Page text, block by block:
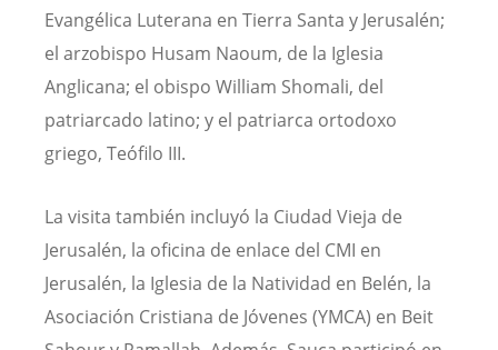
Evangélica Luterana en Tierra Santa y Jerusalén;
el arzobispo Husam Naoum, de la Iglesia
Anglicana; el obispo William Shomali, del
patriarcado latino; y el patriarca ortodoxo
griego, Teófilo III.
La visita también incluyó la Ciudad Vieja de
Jerusalén, la oficina de enlace del CMI en
Jerusalén, la Iglesia de la Natividad en Belén, la
Asociación Cristiana de Jóvenes (YMCA) en Beit